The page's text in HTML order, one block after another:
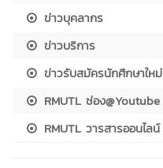
ข่าวบุคลากร
ข่าวบริการ
ข่าวรับสมัครนักศึกษาใหม่
RMUTL ช่อง@Youtube
RMUTL วารสารออนไลน์